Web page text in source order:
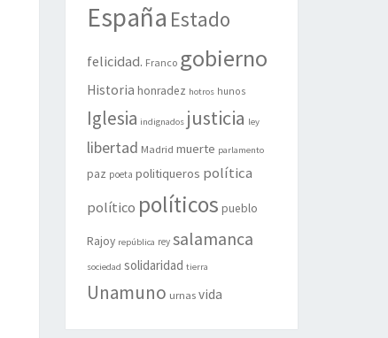
España Estado
felicidad. Franco gobierno
Historia honradez hotros hunos
Iglesia indignados justicia ley
libertad Madrid muerte parlamento
paz poeta politiqueros política
político políticos pueblo
Rajoy república rey salamanca
sociedad solidaridad tierra
Unamuno urnas vida